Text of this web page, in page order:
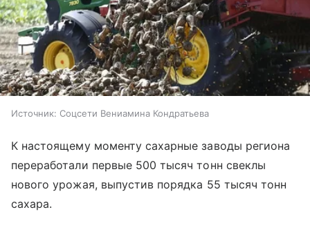
Источник: Соцсети Вениамина Кондратьева
К настоящему моменту сахарные заводы региона
переработали первые 500 тысяч тонн свеклы
нового урожая, выпустив порядка 55 тысяч тонн
сахара.